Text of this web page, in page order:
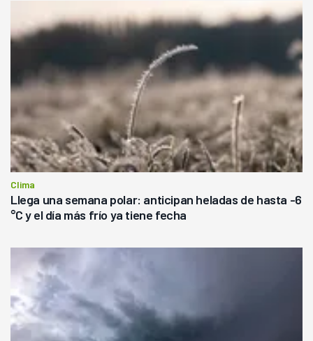
Clima
Llega una semana polar: anticipan heladas de hasta -6
°C y el día más frío ya tiene fecha